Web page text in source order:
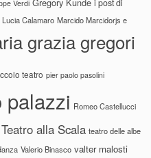
Verdi Gregory Kunde i post di
Lucia Calamaro Marcido Marcidorjs e
grazia gregori
teatro pier paolo pasolini
palazzi Romeo Castellucci
Teatro alla Scala teatro delle albe
Valerio Binasco valter malosti